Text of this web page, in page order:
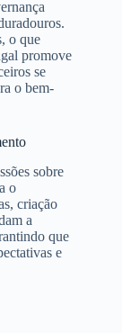
o que
promove
se
o bem-
sobre
o
criação
a
que
e